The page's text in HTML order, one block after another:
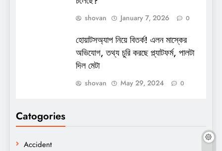
shovan January 7, 2026 0
হোয়াটসঅ্যাপ নিয়ে বিতর্ক! এলন মাস্কের
অভিযোগ, তথ্য চুরি করছে প্ল্যাটফর্ম, পালটা
দিল মেটা
shovan May 29, 2024 0
Catogories
Accident